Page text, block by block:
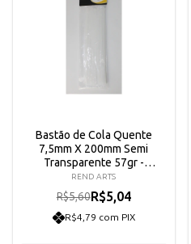
Bastão de Cola Quente
7,5mm X 200mm Semi
Transparente 57gr -
Rendicolla
REND ARTS
R$5,60R$5,04
R$4,79 com PIX